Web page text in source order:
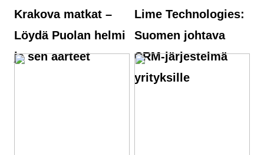
Krakova matkat –
Löydä Puolan helmi
ja sen aarteet
Lime Technologies:
Suomen johtava
CRM-järjestelmä
yrityksille